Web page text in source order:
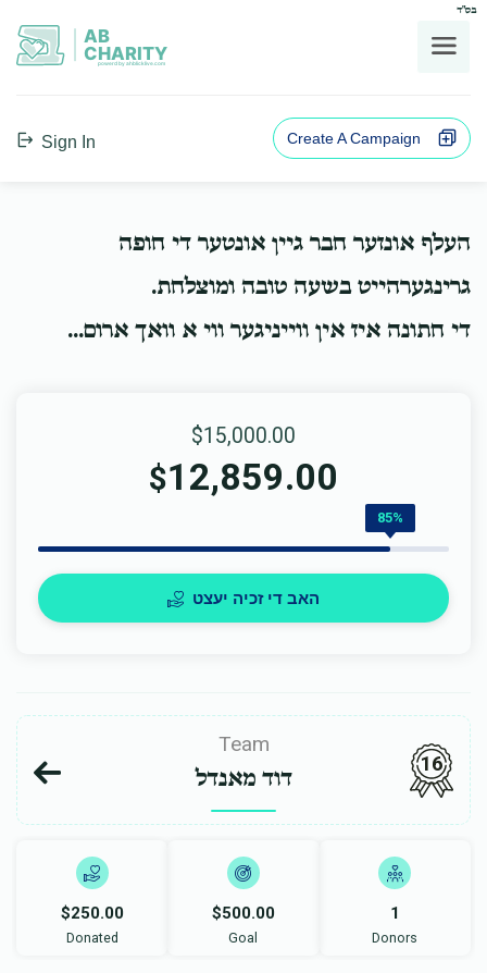
בס"ד
AB
CHARITY
powerd by ahblicklive.com
Sign In Create A Campaign
העלף אונזער חבר גיין אונטער די חופה
גרינגערהייט בשעה טובה ומוצלחת.
די חתונה איז אין ווייניגער ווי א וואך ארום...
$15,000.00
$12,859.00
85%
האב די זכיה יעצט
Team
דוד מאנדל 16
$250.00
Donated
$500.00
Goal
1
Donors